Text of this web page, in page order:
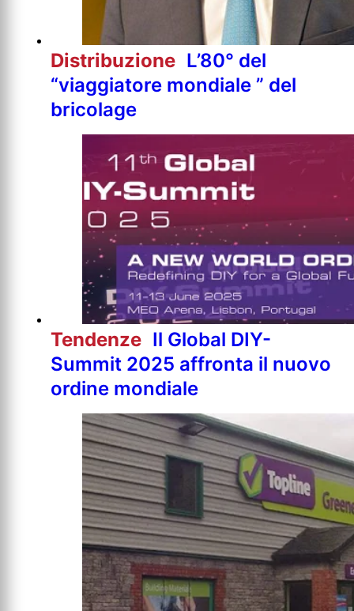
Distribuzione L’80° del
“viaggiatore mondiale ” del
bricolage
Tendenze Il Global DIY-
Summit 2025 affronta il nuovo
ordine mondiale